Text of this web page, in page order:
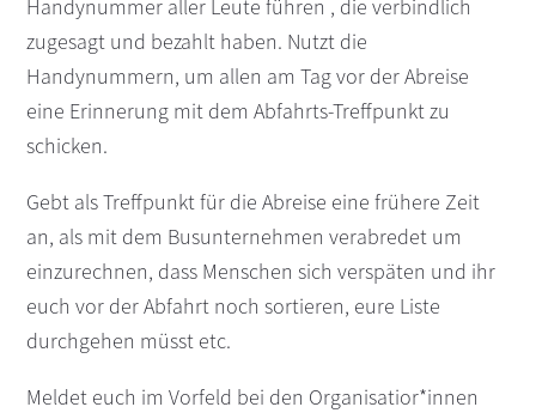
Handynummer aller Leute führen , die verbindlich
zugesagt und bezahlt haben. Nutzt die
Handynummern, um allen am Tag vor der Abreise
eine Erinnerung mit dem Abfahrts-Treffpunkt zu
schicken.
Gebt als Treffpunkt für die Abreise eine frühere Zeit
an, als mit dem Busunternehmen verabredet um
einzurechnen, dass Menschen sich verspäten und ihr
euch vor der Abfahrt noch sortieren, eure Liste
durchgehen müsst etc.
Meldet euch im Vorfeld bei den Organisatior*innen